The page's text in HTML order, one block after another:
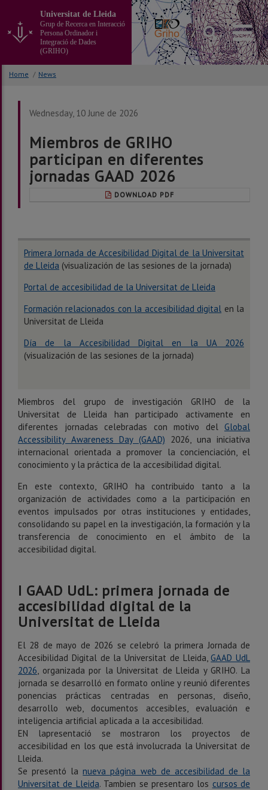
the
main
of
the
Universitat de Lleida
Grup de Recerca en Interacció
Persona Ordinador i
Integració de Dades
(GRIHO)
Home / News
Wednesday, 10 June de 2026
Miembros de GRIHO
participan en diferentes
jornadas GAAD 2026
DOWNLOAD PDF
Primera Jornada de Accesibilidad Digital de la Universitat
de Lleida (visualización de las sesiones de la jornada)
Portal de accesibilidad de la Universitat de Lleida
Formación relacionados con la accesibilidad digital en la
Universitat de Lleida
Día de la Accesibilidad Digital en la UA 2026
(visualización de las sesiones de la jornada)
Miembros del grupo de investigación GRIHO de la
Universitat de Lleida han participado activamente en
diferentes jornadas celebradas con motivo del Global
Accessibility Awareness Day (GAAD) 2026, una iniciativa
internacional orientada a promover la concienciación, el
conocimiento y la práctica de la accesibilidad digital.
En este contexto, GRIHO ha contribuido tanto a la
organización de actividades como a la participación en
eventos impulsados por otras instituciones y entidades,
consolidando su papel en la investigación, la formación y la
transferencia de conocimiento en el ámbito de la
accesibilidad digital.
I GAAD UdL: primera jornada de
accesibilidad digital de la
Universitat de Lleida
El 28 de mayo de 2026 se celebró la primera Jornada de
Accesibilidad Digital de la Universitat de Lleida,GAAD UdL
2026, organizada por la Universitat de Lleida y GRIHO. La
jornada se desarrolló en formato online y reunió diferentes
ponencias prácticas centradas en personas, diseño,
desarrollo web, documentos accesibles, evaluación e
inteligencia artificial aplicada a la accesibilidad.
EN lapresentació se mostraron los proyectos de
accesibilidad en los que está involucrada la Universitat de
Lleida.
Se presentó lanueva página web de accesibilidad de la
Universitat de Lleida. Tambien se presentaro los cursos de